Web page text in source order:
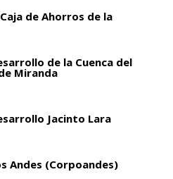
de Ahorros de la
de la Cuenca del
Miranda
Jacinto Lara
Andes (Corpoandes)